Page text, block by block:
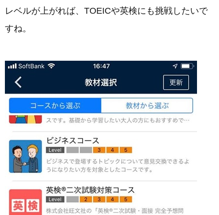
レベルが上がれば、TOEICや英検にも挑戦したいで
すね。